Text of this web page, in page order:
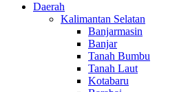
Daerah
Kalimantan Selatan
Banjarmasin
Banjar
Tanah Bumbu
Tanah Laut
Kotabaru